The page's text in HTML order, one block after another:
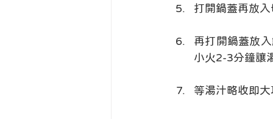
打開鍋蓋再放
再打開鍋蓋放
小火2-3分鐘讓
等湯汁略收即